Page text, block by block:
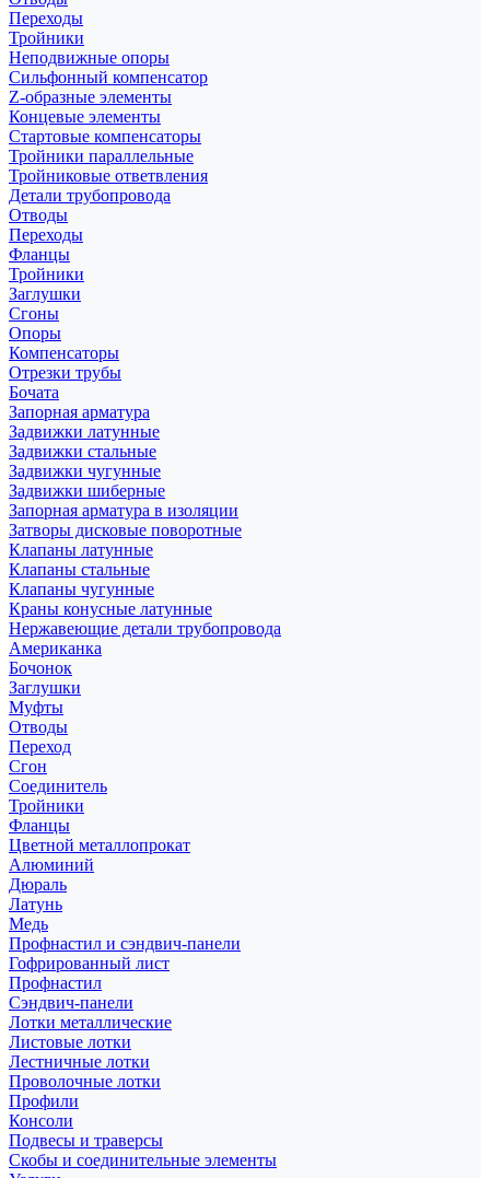
Переходы
Тройники
Неподвижные опоры
Cильфонный компенсатор
Z-образные элементы
Концевые элементы
Стартовые компенсаторы
Тройники параллельные
Тройниковые ответвления
Детали трубопровода
Отводы
Переходы
Фланцы
Тройники
Заглушки
Сгоны
Опоры
Компенсаторы
Отрезки трубы
Бочата
Запорная арматура
Задвижки латунные
Задвижки стальные
Задвижки чугунные
Задвижки шиберные
Запорная арматура в изоляции
Затворы дисковые поворотные
Клапаны латунные
Клапаны стальные
Клапаны чугунные
Краны конусные латунные
Нержавеющие детали трубопровода
Американка
Бочонок
Заглушки
Муфты
Отводы
Переход
Сгон
Соединитель
Тройники
Фланцы
Цветной металлопрокат
Алюминий
Дюраль
Латунь
Медь
Профнастил и сэндвич-панели
Гофрированный лист
Профнастил
Сэндвич-панели
Лотки металлические
Листовые лотки
Лестничные лотки
Проволочные лотки
Профили
Консоли
Подвесы и траверсы
Скобы и соединительные элементы